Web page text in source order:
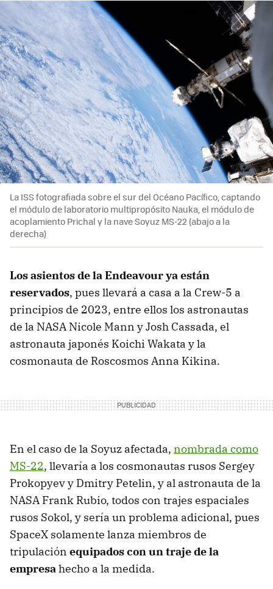
La ISS fotografiada sobre el sur del Océano Pacífico, captando
el módulo de laboratorio multipropósito Nauka, el módulo de
acoplamiento Prichal y la nave Soyuz MS-22 (abajo a la
derecha)
Los asientos de la Endeavour ya están
reservados, pues llevará a casa a la Crew-5 a
principios de 2023, entre ellos los astronautas
de la NASA Nicole Mann y Josh Cassada, el
astronauta japonés Koichi Wakata y la
cosmonauta de Roscosmos Anna Kikina.
En el caso de la Soyuz afectada, nombrada como
MS-22, llevaría a los cosmonautas rusos Sergey
Prokopyev y Dmitry Petelin, y al astronauta de la
NASA Frank Rubio, todos con trajes espaciales
rusos Sokol, y sería un problema adicional, pues
SpaceX solamente lanza miembros de
tripulación equipados con un traje de la
empresa hecho a la medida.